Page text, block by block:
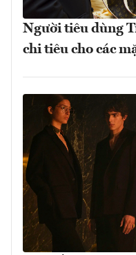
Người tiêu dùng
chi tiêu cho các